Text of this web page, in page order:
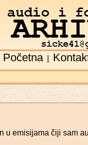
Početna
u emisijama čiji sam